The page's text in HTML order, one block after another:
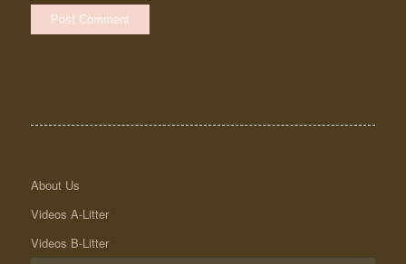
About Us
Videos A-Litter
Videos B-Litter